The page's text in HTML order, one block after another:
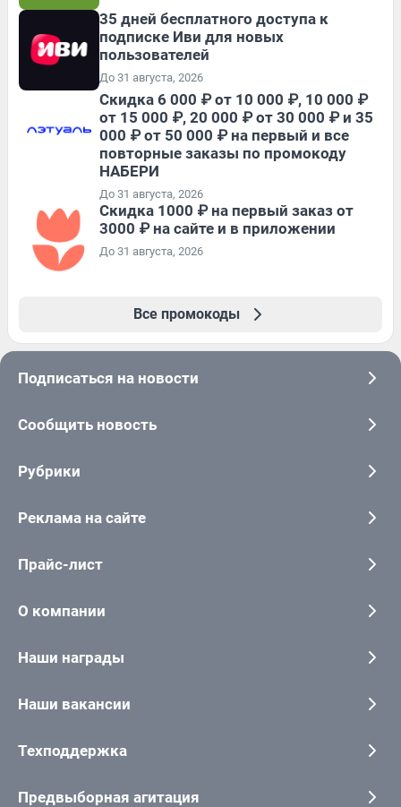
35 дней бесплатного доступа к
подписке Иви для новых
пользователей
До 31 августа, 2026
Скидка 6 000 ₽ от 10 000 ₽, 10 000 ₽
от 15 000 ₽, 20 000 ₽ от 30 000 ₽ и 35
000 ₽ от 50 000 ₽ на первый и все
повторные заказы по промокоду
НАБЕРИ
До 31 августа, 2026
Скидка 1000 ₽ на первый заказ от
3000 ₽ на сайте и в приложении
До 31 августа, 2026
Все промокоды
Подписаться на новости
Сообщить новость
Рубрики
Реклама на сайте
Прайс-лист
О компании
Наши награды
Наши вакансии
Техподдержка
Предвыборная агитация